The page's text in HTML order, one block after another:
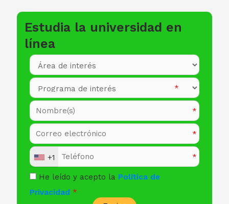
Estudia la universidad en
línea
+1
He leído y acepto la Política de
Privacidad